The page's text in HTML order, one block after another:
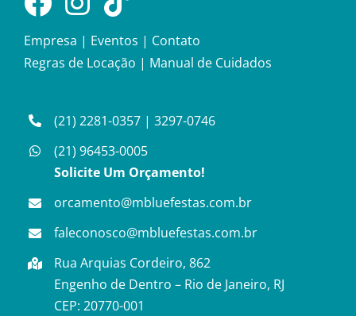
Empresa | Eventos | Contato
Regras de Locação | Manual de Cuidados
(21) 2281-0357 |3297-0746
(21) 96453-0005
Solicite Um Orçamento!
orcamento@mbluefestas.com.br
faleconosco@mbluefestas.com.br
Rua Arquias Cordeiro, 862
Engenho de Dentro – Rio de Janeiro, RJ
CEP: 20770-001